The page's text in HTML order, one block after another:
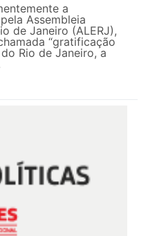
a
Assembleia
de Janeiro (ALERJ),
“gratificação
Rio de Janeiro, a